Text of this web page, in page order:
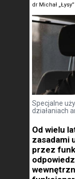
dr Michał
Specjalne
działaniach
Od wielu
zasadami
przez